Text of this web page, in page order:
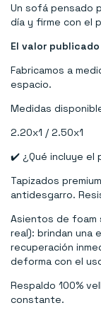
Un sofá pensado
día y firme con el
El valor
Fabricamos a
espacio.
Medidas
2.20x1 / 2.50x1
✔️ ¿Qué incluye el
Tapizados
antidesgarro.
Asientos de foam
real): brindan una
recuperación
deforma con el
Respaldo 100%
constante.